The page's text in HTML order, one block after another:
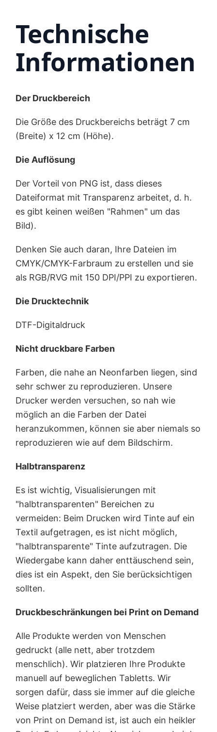
Technische
Informationen
Der Druckbereich
Die Größe des Druckbereichs beträgt 7 cm
(Breite) x 12 cm (Höhe).
Die Auflösung
Der Vorteil von PNG ist, dass dieses
Dateiformat mit Transparenz arbeitet, d. h.
es gibt keinen weißen "Rahmen" um das
Bild).
Denken Sie auch daran, Ihre Dateien im
CMYK/CMYK-Farbraum zu erstellen und sie
als RGB/RVG mit 150 DPI/PPI zu exportieren.
Die Drucktechnik
DTF-Digitaldruck
Nicht druckbare Farben
Farben, die nahe an Neonfarben liegen, sind
sehr schwer zu reproduzieren. Unsere
Drucker werden versuchen, so nah wie
möglich an die Farben der Datei
heranzukommen, können sie aber niemals so
reproduzieren wie auf dem Bildschirm.
Halbtransparenz
Es ist wichtig, Visualisierungen mit
"halbtransparenten" Bereichen zu
vermeiden: Beim Drucken wird Tinte auf ein
Textil aufgetragen, es ist nicht möglich,
"halbtransparente" Tinte aufzutragen. Die
Wiedergabe kann daher enttäuschend sein,
dies ist ein Aspekt, den Sie berücksichtigen
sollten.
Druckbeschränkungen bei Print on Demand
Alle Produkte werden von Menschen
gedruckt (alle nett, aber trotzdem
menschlich). Wir platzieren Ihre Produkte
manuell auf beweglichen Tabletts. Wir
sorgen dafür, dass sie immer auf die gleiche
Weise platziert werden, aber was die Stärke
von Print on Demand ist, ist auch ein heikler